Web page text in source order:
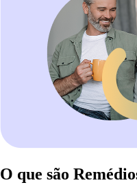
O que são